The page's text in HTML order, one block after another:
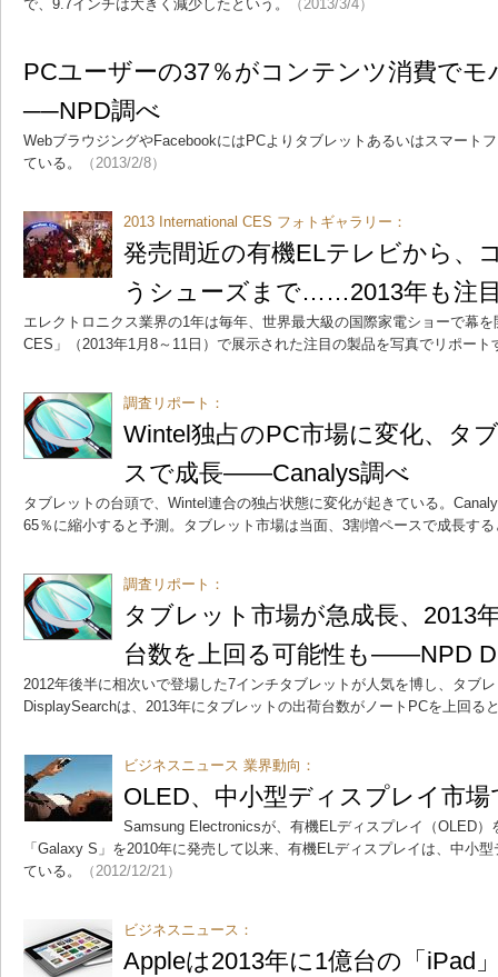
で、9.7インチは大きく減少したという。 （2013/3/4）
PCユーザーの37％がコンテンツ消費でモ
──NPD調べ
WebブラウジングやFacebookにはPCよりタブレットあるいはスマート
ている。
（2013/2/8）
2013 International CES フォトギャラリー：
発売間近の有機ELテレビから、
うシューズまで……2013年も注
エレクトロニクス業界の1年は毎年、世界最大級の国際家電ショーで幕
CES」（2013年1月8～11日）で展示された注目の製品を写真でリポート
調査リポート：
Wintel独占のPC市場に変化、タ
スで成長――Canalys調べ
タブレットの台頭で、Wintel連合の独占状態に変化が起きている。
65％に縮小すると予測。タブレット市場は当面、3割増ペースで成長す
調査リポート：
タブレット市場が急成長、2013
台数を上回る可能性も――NPD
2012年後半に相次いで登場した7インチタブレットが人気を博し、タブ
DisplaySearchは、2013年にタブレットの出荷台数がノートPCを上回る
ビジネスニュース 業界動向：
OLED、中小型ディスプレイ市
Samsung Electronicsが、有機ELディスプレイ（OLED）
「Galaxy S」を2010年に発売して以来、有機ELディスプレイは、中小
ている。
（2012/12/21）
ビジネスニュース：
Appleは2013年に1億台の「iPad